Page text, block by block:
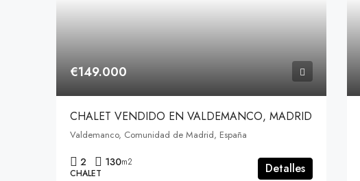
€149.000
CHALET VENDIDO EN VALDEMANCO, MADRID
Valdemanco, Comunidad de Madrid, España
2 130m2
CHALET
Detalles